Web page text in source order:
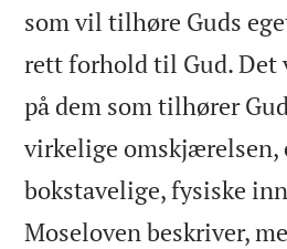
som vil tilhøre Guds
rett forhold til Gud. Det
på dem som tilhører
virkelige omskjærelsen,
bokstavelige, fysiske
Moseloven beskriver,